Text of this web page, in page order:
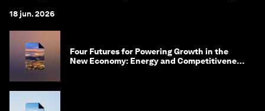
18 jun. 2026
Four Futures for Powering Growth in the
New Economy: Energy and Competitiveness